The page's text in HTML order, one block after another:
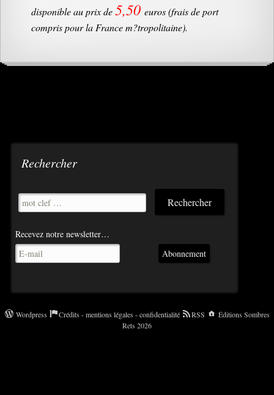
disponible au prix de5,50 euros(frais de port
compris pour la France m?tropolitaine).
Rechercher
Recevez notre newsletter…
Abonnement
Wordpress Crédits - mentions légales - confidentialité RSS
Éditions Sombres
Rets 2026